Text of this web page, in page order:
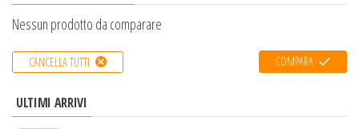
Nessun prodotto da comparare
CANCELLA TUTTI COMPARA
ULTIMI ARRIVI